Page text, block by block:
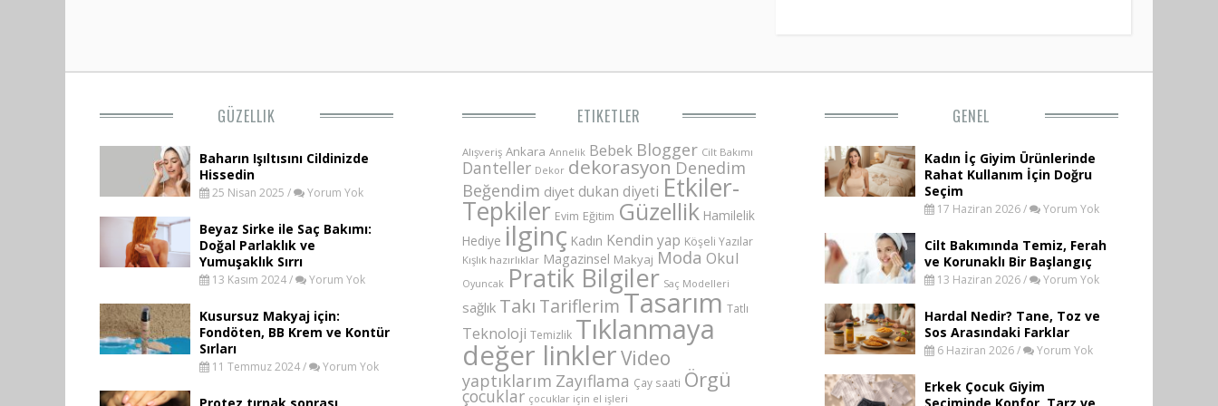
GÜZELLIK
Baharın Işıltısını Cildinizde
Hissedin
25 Nisan 2025 / Yorum Yok
Beyaz Sirke ile Saç Bakımı:
Doğal Parlaklık ve
Yumuşaklık Sırrı
13 Kasım 2024 / Yorum Yok
Kusursuz Makyaj için:
Fondöten, BB Krem ve Kontür
Sırları
11 Temmuz 2024 / Yorum Yok
ETIKETLER
Alışveriş Ankara Annelik Bebek Blogger Cilt Bakımı
Danteller Dekor dekorasyon Denedim
Beğendim diyet dukan diyeti Etkiler-
Tepkiler Evim Eğitim Güzellik Hamilelik
Hediye ilginç Kadın Kendin yap Köşeli Yazılar
Kışlık hazırlıklar Magazinsel Makyaj Moda Okul
Oyuncak Pratik Bilgiler Saç Modelleri
sağlık Takı Tariflerim Tasarım Tatlı
Teknoloji Temizlik Tıklanmaya
değer linklerVideo
yaptıklarım Zayıflama Çay saati Örgü
çocuklar çocuklar için el işleri
GENEL
Kadın İç Giyim Ürünlerinde
Rahat Kullanım İçin Doğru
Seçim
17 Haziran 2026 / Yorum Yok
Cilt Bakımında Temiz, Ferah
ve Korunaklı Bir Başlangıç
13 Haziran 2026 / Yorum Yok
Hardal Nedir? Tane, Toz ve
Sos Arasındaki Farklar
6 Haziran 2026 / Yorum Yok
Erkek Çocuk Giyim